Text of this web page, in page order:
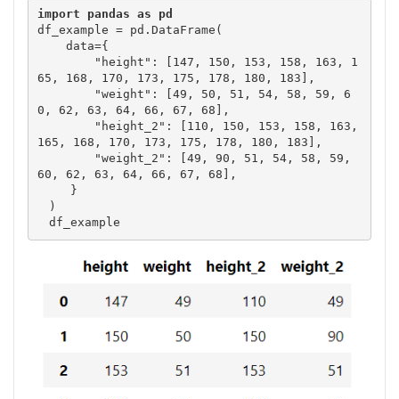
import pandas as
pd
df_example = pd.DataFrame(
65, 168, 170, 173, 175, 178, 180, 183],
0, 62, 63, 64, 66, 67, 68],
165, 168, 170, 173, 175, 178, 180, 183],
60, 62, 63, 64, 66, 67, 68],
)
df_example